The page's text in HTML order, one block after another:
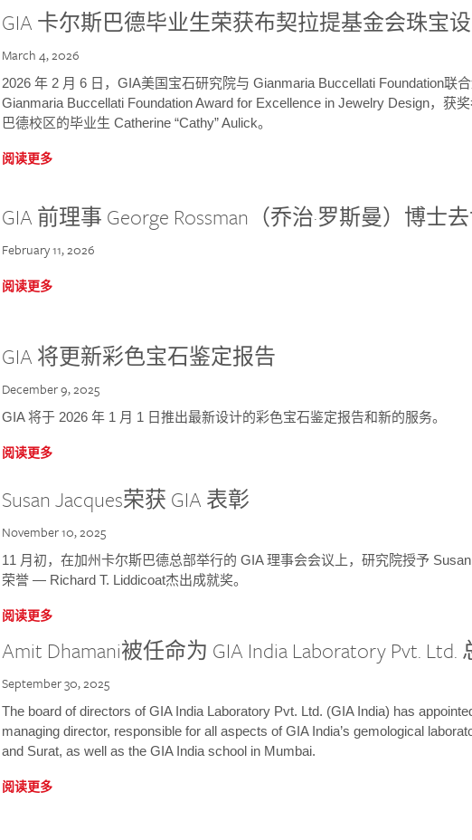
GIA 卡尔斯巴德毕业生荣获布契拉提基金会珠宝
March 4, 2026
2026 年 2 月 6 日，GIA美国宝石研究院与 Gianmaria Buccellati Foundation联
Gianmaria Buccellati Foundation Award for Excellence in Jewelry Design，获
巴德校区的毕业生 Catherine “Cathy” Aulick。
阅读更多
GIA 前理事 George Rossman（乔治·罗斯曼）博士
February 11, 2026
阅读更多
GIA 将更新彩色宝石鉴定报告
December 9, 2025
GIA 将于 2026 年 1 月 1 日推出最新设计的彩色宝石鉴定报告和新的服务。
阅读更多
Susan Jacques荣获 GIA 表彰
November 10, 2025
11 月初，在加州卡尔斯巴德总部举行的 GIA 理事会会议上，研究院授予
荣誉 — Richard T. Liddicoat杰出成就奖。
阅读更多
Amit Dhamani被任命为 GIA India Laboratory Pvt. Ltd.
September 30, 2025
The board of directors of GIA India Laboratory Pvt. Ltd. (GIA India) has
managing director, responsible for all aspects of GIA India’s gemological
and Surat, as well as the GIA India school in Mumbai.
阅读更多